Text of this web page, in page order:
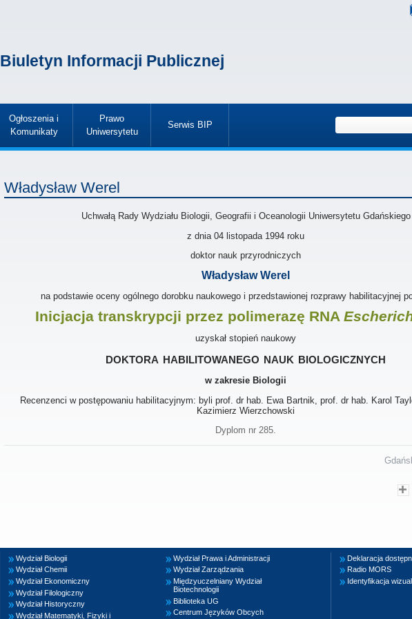
Biuletyn Informacji Publicznej
Ogłoszenia i
Komunikaty
»
Prawo
Uniwersytetu
»
Serwis BIP
»
Władysław Werel
Uchwałą Rady Wydziału Biologii, Geografii i Oceanologii Uniwersytetu Gdańskiego
z dnia 04 listopada 1994 roku
doktor nauk przyrodniczych
Władysław Werel
na podstawie oceny ogólnego dorobku naukowego i przedstawionej rozprawy habilitacyjnej
Inicjacja transkrypcji przez polimerazę RNA
uzyskał stopień naukowy
doktora habilitowanego nauk biologicznych
w zakresie Biologii
Recenzenci w postępowaniu habilitacyjnym: byli prof. dr hab. Ewa Bartnik, prof. dr hab. Karol
Kazimierz Wierzchowski
Dyplom nr 285.
Wydział Biologii
Wydział Chemii
Wydział Ekonomiczny
Wydział Filologiczny
Wydział Historyczny
Wydział Matematyki, Fizyki i
Wydział Prawa i Administracji
Wydział Zarządzania
Międzyuczelniany Wydział
Biotechnologii
Biblioteka UG
Centrum Języków Obcych
Deklaracja
Radio MORS
Identyfikacja